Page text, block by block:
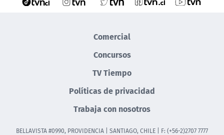
Comercial
Concursos
TV Tiempo
Políticas de privacidad
Trabaja con nosotros
BELLAVISTA #0990, PROVIDENCIA | SANTIAGO, CHILE | F: (+56-2)2707 7777